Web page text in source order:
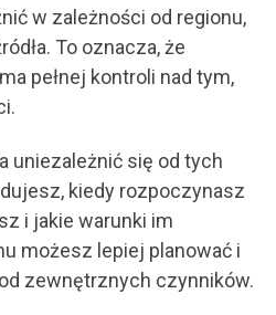
w zależności od regionu,
To oznacza, że
pełnej kontroli nad tym,
uniezależnić się od tych
kiedy rozpoczynasz
i jakie warunki im
możesz lepiej planować i
zewnętrznych czynników.